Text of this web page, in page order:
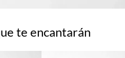
te encantarán